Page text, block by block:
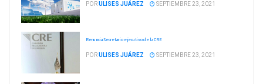
PORULISES JUÁREZ SEPTIEMBRE 23, 2021
Renuncia Secretario ejecutivo de la CRE
PORULISES JUÁREZ SEPTIEMBRE 23, 2021